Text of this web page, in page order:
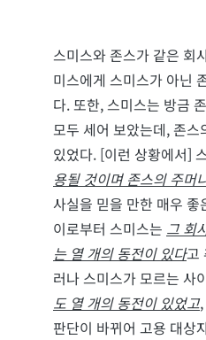
스미스와 존스가 같은 회
미스에게 스미스가 아닌
다. 또한, 스미스는 방금
모두 세어 보았는데, 존
있었다. [이런 상황에서]
용될 것이며 존스의 주머
사실을 믿을 만한 매우
이로부터 스미스는 그 회
는 열 개의 동전이 있다고
러나 스미스가 모르는 사
도 열 개의 동전이 있었고
판단이 바뀌어 고용 대상